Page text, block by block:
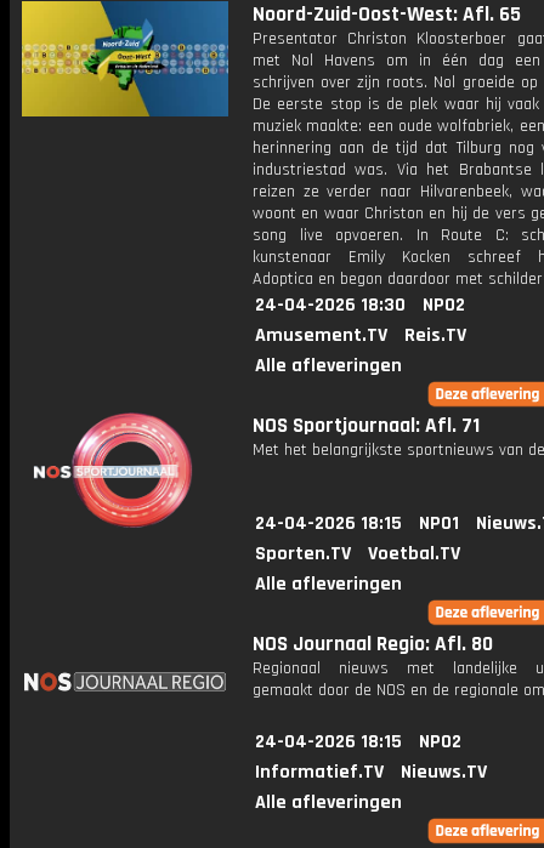
Noord-Zuid-Oost-West: Afl. 65
Presentator Christon Kloosterboer
met Nol Havens om in één dag
schrijven over zijn roots. Nol groeide op
De eerste stop is de plek waar hij
muziek maakte: een oude wolfabriek,
herinnering aan de tijd dat Tilburg nog
industriestad was. Via het Brabantse
reizen ze verder naar Hilvarenbeek,
woont en waar Christon en hij de vers
song live opvoeren. In Route C:
kunstenaar Emily Kocken schreef
Adoptica en begon daardoor met
24-04-2026 18:30
NPO2
Amusement.TV
Reis.TV
Alle afleveringen
NOS Sportjournaal: Afl. 71
Met het belangrijkste sportnieuws van
24-04-2026 18:15 NPO1
Sporten.TV
Voetbal.TV
Alle afleveringen
NOS Journaal Regio: Afl. 80
Regionaal nieuws met landelijke
gemaakt door de NOS en de regionale
24-04-2026 18:15
NPO2
Informatief.TV
Nieuws.TV
Alle afleveringen